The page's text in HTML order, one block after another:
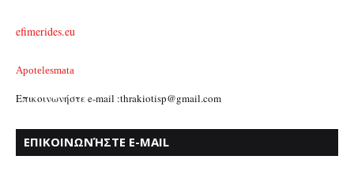
efimerides.eu
Apotelesmata
Επικοινωνήστε e-mail :thrakiotisp@gmail.com
ΕΠΙΚΟΙΝΩΝΉΣΤΕ E-MAIL